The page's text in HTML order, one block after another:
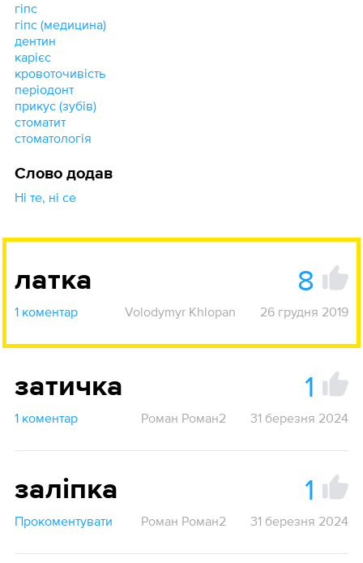
гіпс
гіпс (медицина)
дентин
карієс
кровоточивість
періодонт
прикус (зубів)
стоматит
стоматологія
Слово додав
Ні те, ні се
латка 8
1 коментар Volodymyr Khlopan 26 грудня 2019
затичка 1
1 коментар Роман Роман2 31 березня 2024
заліпка 1
Прокоментувати Роман Роман2 31 березня 2024